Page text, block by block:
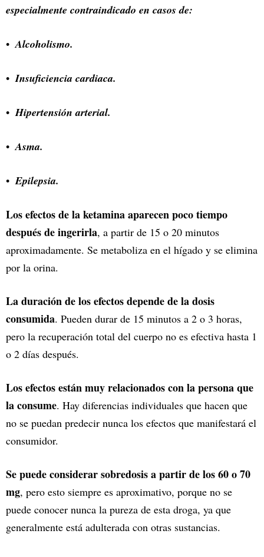
especialmente contraindicado en casos de:
Alcoholismo.
Insuficiencia cardiaca.
Hipertensión arterial.
Asma.
Epilepsia.
Los efectos de la ketamina aparecen poco tiempo
después de ingerirla, a partir de 15 o 20 minutos
aproximadamente. Se metaboliza en el hígado y se elimina
por la orina.
La duración de los efectos depende de la dosis
consumida. Pueden durar de 15 minutos a 2 o 3 horas,
pero la recuperación total del cuerpo no es efectiva hasta 1
o 2 días después.
Los efectos están muy relacionados con la persona que
la consume. Hay diferencias individuales que hacen que
no se puedan predecir nunca los efectos que manifestará el
consumidor.
Se puede considerar sobredosis a partir de los 60 o 70
mg, pero esto siempre es aproximativo, porque no se
puede conocer nunca la pureza de esta droga, ya que
generalmente está adulterada con otras sustancias.